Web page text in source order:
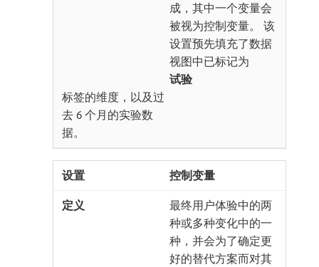
成，其中一个变量会
被视为控制变量。 该
设置预先填充了数据
视图中已标记为​
试验
​标签的维度，以及过
去 6 个月的实验数
据。
控制变量
最终用户体验中的两
种或多种变化中的一
种，并会为了确定更
好的替代方案而对其